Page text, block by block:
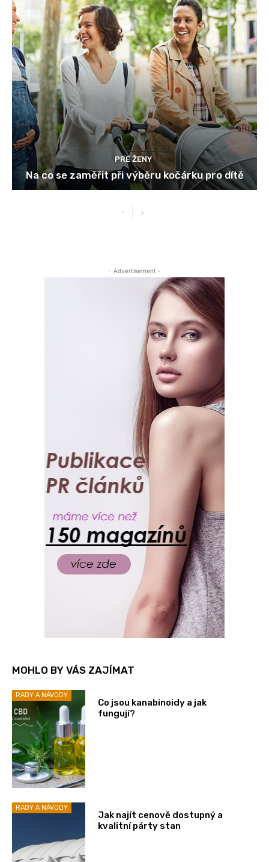
PRE ŽENY
Na co se zaměřit při výběru kočárku pro dítě
- Advertisement -
MOHLO BY VÁS ZAJÍMAT
RADY A NÁVODY
Co jsou kanabinoidy a jak
fungují?
RADY A NÁVODY
Jak najít cenově dostupný a
kvalitní párty stan